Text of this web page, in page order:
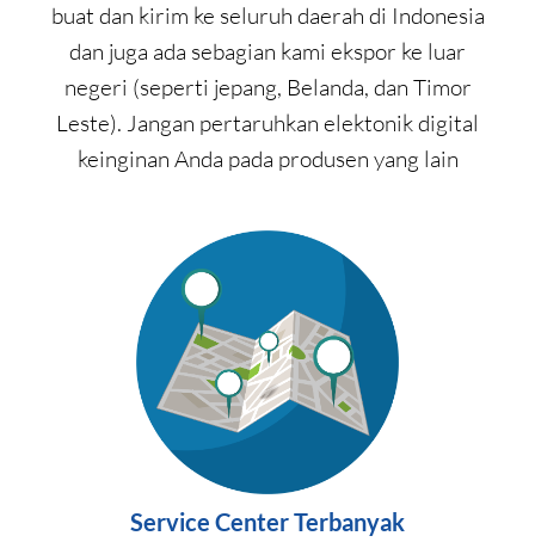
buat dan kirim ke seluruh daerah di Indonesia
dan juga ada sebagian kami ekspor ke luar
negeri (seperti jepang, Belanda, dan Timor
Leste). Jangan pertaruhkan elektonik digital
keinginan Anda pada produsen yang lain
Service Center Terbanyak